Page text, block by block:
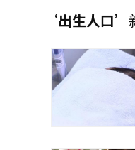
‘出生人口’